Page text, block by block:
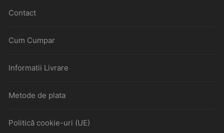
Contact
Cum Cumpar
Informatii Livrare
Metode de plata
Politică cookie-uri (UE)